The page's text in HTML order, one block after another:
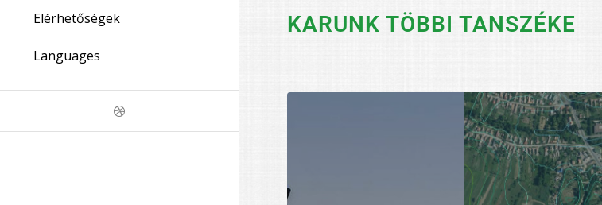
Elérhetőségek
Languages
KARUNK TÖBBI TANSZÉKE